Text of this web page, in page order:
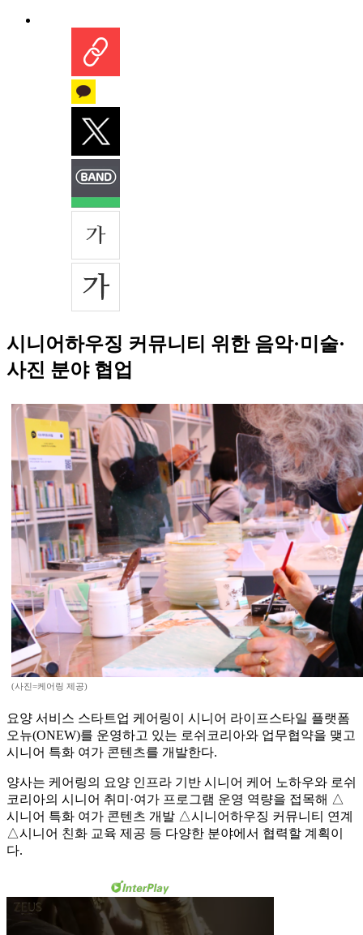
시니어하우징 커뮤니티 위한 음악·미술·
사진 분야 협업
(사진=케어링 제공)
요양 서비스 스타트업 케어링이 시니어 라이프스타일 플랫폼
오뉴(ONEW)를 운영하고 있는 로쉬코리아와 업무협약을 맺고
시니어 특화 여가 콘텐츠를 개발한다.
양사는 케어링의 요양 인프라 기반 시니어 케어 노하우와 로쉬
코리아의 시니어 취미·여가 프로그램 운영 역량을 접목해 △
시니어 특화 여가 콘텐츠 개발 △시니어하우징 커뮤니티 연계
△시니어 친화 교육 제공 등 다양한 분야에서 협력할 계획이
다.